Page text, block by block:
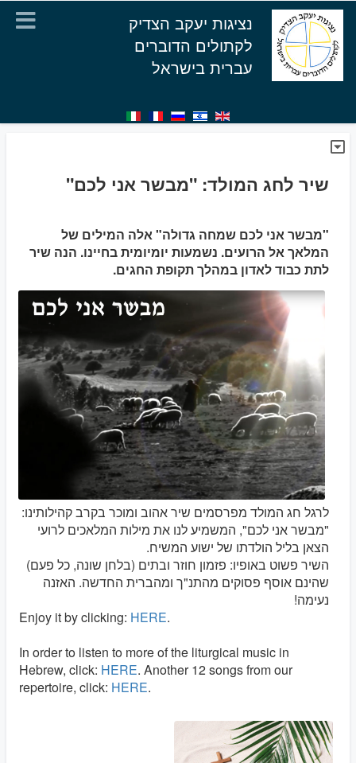
נציגות יעקב הצדיק
לקתולים הדוברים
עברית בישראל
שיר לחג המולד: "מבשר אני לכם"
"מבשר אני לכם שמחה גדולה" אלה המילים של
המלאך אל הרועים. נשמעות יומיומית בחיינו. הנה שיר
לתת כבוד לאדון במהלך תקופת החגים.
לרגל חג המולד מפרסמים שיר אהוב ומוכר בקרב קהילותינו:
"מבשר אני לכם", המשמיע לנו את מילות המלאכים לרועי
הצאן בליל הולדתו של ישוע המשיח.
השיר פשוט באופיו: פזמון חוזר ובתים (בלחן שונה, כל פעם)
שהינם אוסף פסוקים מהתנ"ך ומהברית החדשה. האזנה
נעימה!
Enjoy it by clicking: HERE.
In order to listen to more of the liturgical music in
Hebrew, click: HERE. Another 12 songs from our
repertoire, click: HERE.